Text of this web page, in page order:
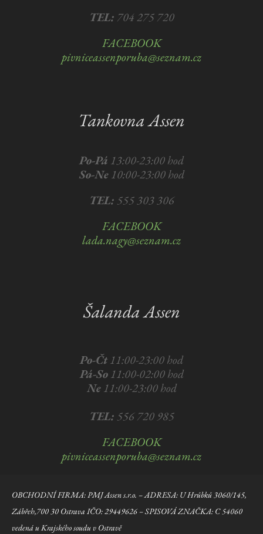
TEL: 704 275 720
FACEBOOK
pivniceassenporuba@seznam.cz
Tankovna Assen
Po-Pá 13:00-23:00 hod
So-Ne10:00-23:00 hod
TEL: 555 303 306
FACEBOOK
lada.nagy@seznam.cz
Šalanda Assen
Po-Čt11:00-23:00 hod
Pá-So11:00-02:00 hod
Ne11:00-23:00 hod
TEL: 556 720 985
FACEBOOK
pivniceassenporuba@seznam.cz
OBCHODNÍ FIRMA: PMJ Assen s.r.o. – ADRESA: U Hrůbků 3060/145,
Zábřeh,700 30 Ostrava IČO: 29449626 – SPISOVÁ ZNAČKA: C 54060
vedená u Krajského soudu v Ostravě